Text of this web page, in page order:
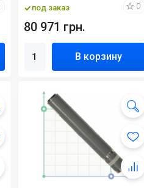
под заказ 0
80 971 грн.
В корзину